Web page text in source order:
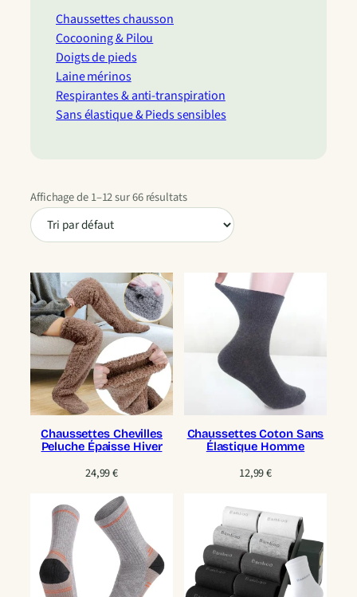
Chaussettes chausson
Cocooning & Pilou
Doigts de pieds
Laine mérinos
Respirantes & anti-transpiration
Sans élastique & Pieds sensibles
Affichage de 1–12 sur 66 résultats
Chaussettes Chevilles
Peluche Épaisse Hiver
24,99€
Chaussettes Coton Sans
Élastique Homme
12,99€